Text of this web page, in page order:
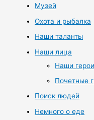
Музей
Охота и рыбалка
Наши таланты
Наши лица
Наши герои
Почетные
Поиск людей
Немного о еде